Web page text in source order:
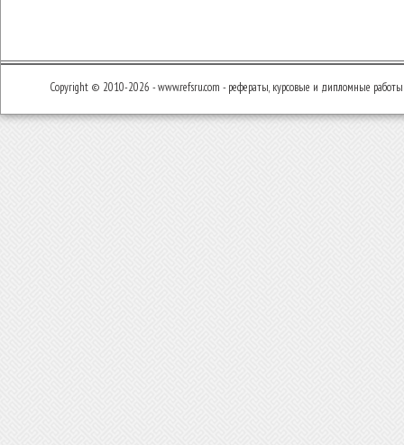
Copyright © 2010-2026 - www.refsru.com - рефераты, курсовые и дипломные работы